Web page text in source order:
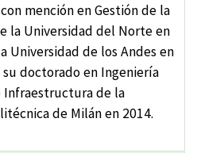
mención en Gestión de la
la Universidad del Norte en
Universidad de los Andes en
doctorado en Ingeniería
Infraestructura de la
de Milán en 2014.